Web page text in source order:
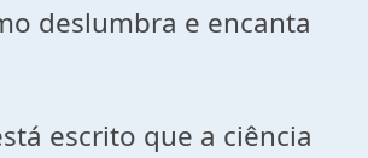
deslumbra e encanta
escrito que a ciência